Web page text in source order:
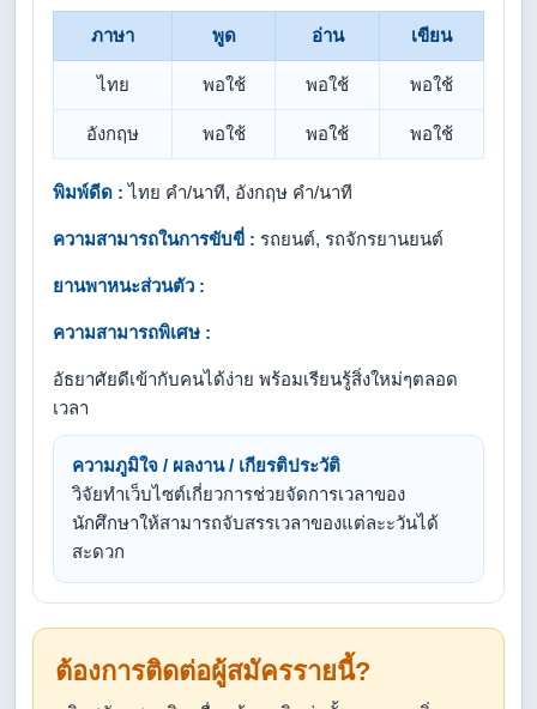
ภาษา พูด อ่าน เขียน
ไทย พอใช้ พอใช้ พอใช้
อังกฤษ พอใช้ พอใช้ พอใช้
พิมพ์ดีด : ไทย คำ/นาที, อังกฤษ คำ/นาที
ความสามารถในการขับขี่ : รถยนต์, รถจักรยานยนต์
ยานพาหนะส่วนตัว :
ความสามารถพิเศษ :
อัธยาศัยดีเข้ากับคนได้ง่าย พร้อมเรียนรู้สิ่งใหม่ๆตลอด
เวลา
ความภูมิใจ / ผลงาน / เกียรติประวัติ
วิจัยทำเว็บไซต์เกี่ยวการช่วยจัดการเวลาของ
นักศึกษาให้สามารถจับสรรเวลาของแต่ละะวันได้
สะดวก
ต้องการติดต่อผู้สมัครรายนี้?